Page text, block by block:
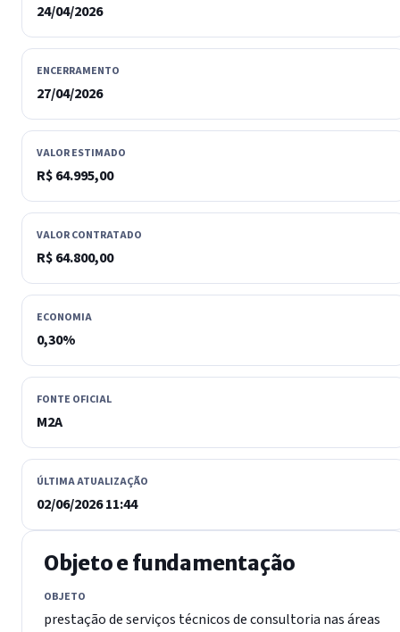
24/04/2026
ENCERRAMENTO
27/04/2026
VALOR ESTIMADO
R$ 64.995,00
VALOR CONTRATADO
R$ 64.800,00
ECONOMIA
0,30%
FONTE OFICIAL
M2A
ÚLTIMA ATUALIZAÇÃO
02/06/2026 11:44
Objeto e fundamentação
OBJETO
prestação de serviços técnicos de consultoria nas áreas